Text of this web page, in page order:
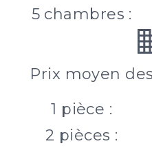
5 chambres :
Prix moyen
1 pièce :
2 pièces :